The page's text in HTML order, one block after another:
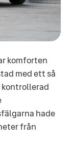
komforten
med ett så
kontrollerad
hade
från